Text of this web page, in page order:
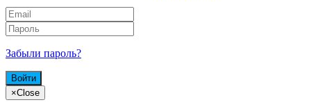
Забыли пароль?
×Close